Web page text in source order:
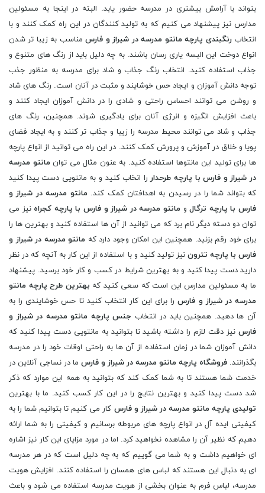
بتواند با آرامش بیشتری در مدرسه حضور یابد. البته در اینجا به مسئولین
مدارس نیز پیشنهاد می کنیم که به تولید کنندگان در این راه کمک کنند و با
انتخابرنگبندی پارچه مانتو مدرسه در شیراز و فارسمناسب به زیبا تر شدن
انواع دوخت این البسه یاری رسان باشند. به چه دلیل باید از رنگ های متنوع و
جذاب استفاده کنید. انتخاب رنگ جذاب و شاد برای مدرسه به منظور جذب
توجه دانش آموزان و ایجاد حس خوشایند و مثبت در آنان است. رنگ های شاد
و روشن می توانند احساس راحتی و شادی را در دانش آموزان ایجاد کنند و
باعث افزایش انگیزه و انرژی آنان برای یادگیری شوند. همچنین، رنگ های
جذاب و شاد می توانند محیط مدرسه را زیبا و جذاب تر کنند و به ایجاد فضای
پویا و خلاق در آموزش و پرورش کمک کنند. در این راه می توانید از انواع پارچه
ها برای تولید این مانتوها استفاده کنید. به عنون مثال می توان مانتو مدرسه
در شیراز و فارس با پارچه طرحدار را انخاب کنید و به مانتویی دست پیدا کنید
که بتواند شما را در رسیدن به اهدافتان کمک کند. مانتو مدرسه در شیراز و
فارس با پارچه ترگالو مانتو مدرسه در شیراز و فارس با پارچه کجراه نیز می
توان دو دسته دیگر نام برد که می توانید از آن ها استفاده کنید و بهترین ها را
برای خود رقم بزنید. همچنین این امکان وجود دارد که مانتو مدرسه در شیراز و
فارس با پارچه تترون نیز تولید کنید و با استفاده از این کار به آنچه که در نظر
دارید دست پیدا کنید و به بهترین شرایط در کسب و کار خود برسید. پیشنهاد
ما به مسئولین مدارس این است که سعی کنید که بهترین طرح پارچه مانتو
مدرسه در شیراز و فارس را برای این کار انتخاب کنید تا حس خوشایندی را به
آن ها دهید. همچنین باید در انتخاب جنس پارچه مانتو مدرسه در شیراز و
فارس نیز دقت لازم را داشته باشید تا بتوانید به مانتویی دست پیدا کنید که
دانش آموزان شما در زمان استفاده از آن ها به راحتی اوقات خود را در مدرسه
بگذرانند. فروشگاه پارچه مانتو مدرسه در شیراز و فارس ما در نساجی آنلاین در
خدمت شما هستند تا به شما کمک کند که بتوانید به همه این موارد که ذکر
شد دست پیدا کنید و بهترین نتایج را در این کار کسب کنید. ما با بهترین
تولیدی پارچه مانتو مدرسه در شیراز و فارس کار می کنیم تا بتوانیم شما را به
کیفیتی ایده آل در انواع پارچه های مربوطه برسانیم و کیفیتی را به شما ارائه
دهیم که نظیر آن را مشاهده نخواهید کرد. اما در مورد مزایای این کار نیز اشاره
ای خواهیم داشت و به شما می گوییم که به چه دلیل است که در هر مدرسه
ای به دنبال این هستند که لباس های همسان را استفاده کنند. افزایش هویت
مدرسه، لباس فرم به عنوان بخشی از هویت مدرسه استفاده می شود و باعث